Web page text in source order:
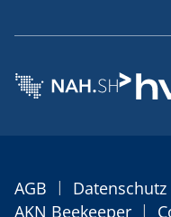
AGB | Datenschutz
AKN Beekeeper |